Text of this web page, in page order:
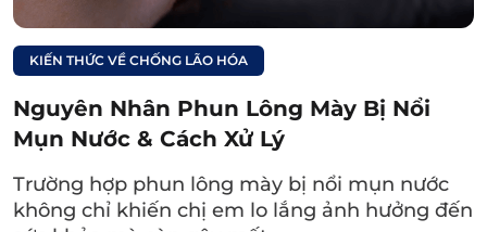
KIẾN THỨC VỀ CHỐNG LÃO HÓA
Nguyên Nhân Phun Lông Mày Bị Nổi
Mụn Nước & Cách Xử Lý
Trường hợp phun lông mày bị nổi mụn nước
không chỉ khiến chị em lo lắng ảnh hưởng đến